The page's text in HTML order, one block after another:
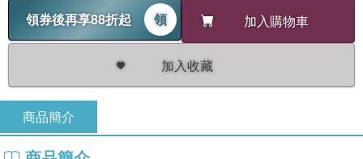
領券後再享88折起
領 加入購物車
加入收藏
商品簡介